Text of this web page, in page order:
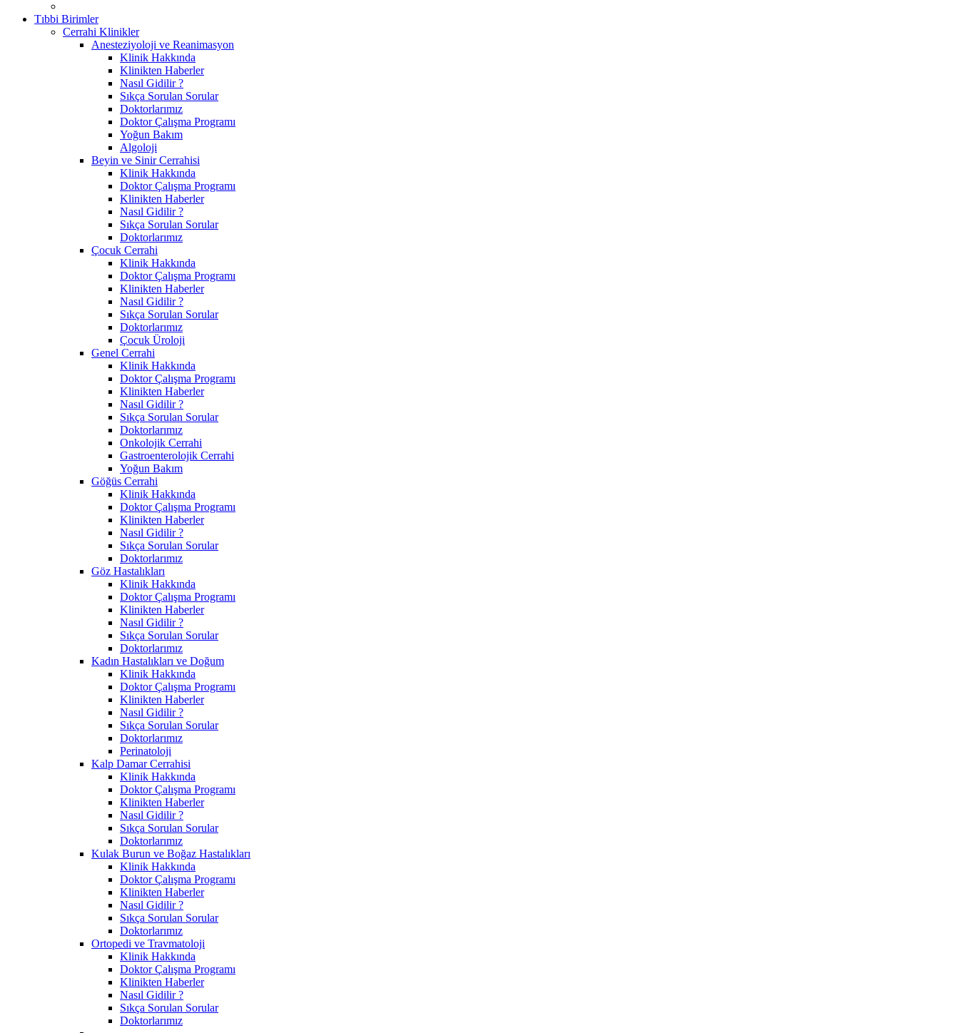
Tıbbi Birimler
Cerrahi Klinikler
Anesteziyoloji ve Reanimasyon
Klinik Hakkında
Klinikten Haberler
Nasıl Gidilir ?
Sıkça Sorulan Sorular
Doktorlarımız
Doktor Çalışma Programı
Yoğun Bakım
Algoloji
Beyin ve Sinir Cerrahisi
Klinik Hakkında
Doktor Çalışma Programı
Klinikten Haberler
Nasıl Gidilir ?
Sıkça Sorulan Sorular
Doktorlarımız
Çocuk Cerrahi
Klinik Hakkında
Doktor Çalışma Programı
Klinikten Haberler
Nasıl Gidilir ?
Sıkça Sorulan Sorular
Doktorlarımız
Çocuk Üroloji
Genel Cerrahi
Klinik Hakkında
Doktor Çalışma Programı
Klinikten Haberler
Nasıl Gidilir ?
Sıkça Sorulan Sorular
Doktorlarımız
Onkolojik Cerrahi
Gastroenterolojik Cerrahi
Yoğun Bakım
Göğüs Cerrahi
Klinik Hakkında
Doktor Çalışma Programı
Klinikten Haberler
Nasıl Gidilir ?
Sıkça Sorulan Sorular
Doktorlarımız
Göz Hastalıkları
Klinik Hakkında
Doktor Çalışma Programı
Klinikten Haberler
Nasıl Gidilir ?
Sıkça Sorulan Sorular
Doktorlarımız
Kadın Hastalıkları ve Doğum
Klinik Hakkında
Doktor Çalışma Programı
Klinikten Haberler
Nasıl Gidilir ?
Sıkça Sorulan Sorular
Doktorlarımız
Perinatoloji
Kalp Damar Cerrahisi
Klinik Hakkında
Doktor Çalışma Programı
Klinikten Haberler
Nasıl Gidilir ?
Sıkça Sorulan Sorular
Doktorlarımız
Kulak Burun ve Boğaz Hastalıkları
Klinik Hakkında
Doktor Çalışma Programı
Klinikten Haberler
Nasıl Gidilir ?
Sıkça Sorulan Sorular
Doktorlarımız
Ortopedi ve Travmatoloji
Klinik Hakkında
Doktor Çalışma Programı
Klinikten Haberler
Nasıl Gidilir ?
Sıkça Sorulan Sorular
Doktorlarımız